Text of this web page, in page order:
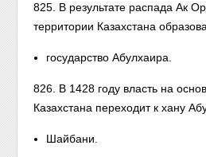
825. В результате распада Ак
территории Казахстана
государство Абулхаира.
826. В 1428 году власть на
Казахстана переходит к хану
Шайбани.